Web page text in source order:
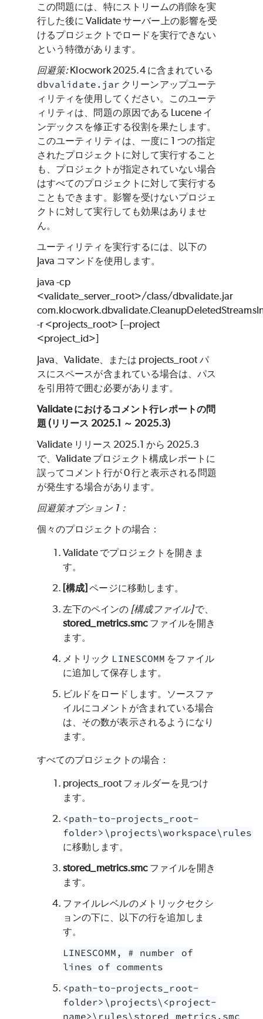
この問題には、特にストリームの削除を実
行した後に Validate サーバー上の影響を受
けるプロジェクトでロードを実行できない
という特徴があります。
回避策:Klocwork 2025.4 に含まれている
dbvalidate.jar クリーンアップユーテ
ィリティを使用してください。このユーテ
ィリティは、問題の原因である Lucene イ
ンデックスを修正する役割を果たします。
このユーティリティは、一度に 1 つの指定
されたプロジェクトに対して実行すること
も、プロジェクトが指定されていない場合
はすべてのプロジェクトに対して実行する
こともできます。影響を受けないプロジェ
クトに対して実行しても効果はありませ
ん。
ユーティリティを実行するには、以下の
Java コマンドを使用します。
java -cp
<validate_server_root>/class/dbvalidate.jar
-r <projects_root> [--project
<project_id>]
Java、Validate、または projects_root パ
スにスペースが含まれている場合は、パス
を引用符で囲む必要があります。
Validate におけるコメント行レポートの問
題 (リリース 2025.1 ～ 2025.3)
Validate リリース 2025.1 から 2025.3
で、Validate プロジェクト構成レポートに
誤ってコメント行が 0 行と表示される問題
が発生する場合があります。
回避策オプション 1：
個々のプロジェクトの場合：
Validate でプロジェクトを開きま
す。
[構成] ページに移動します。
左下のペインの [構成ファイル]で、
stored_metrics.smcファイルを開き
ます。
メトリック LINESCOMM をファイル
に追加して保存します。
ビルドをロードします。ソースファ
イルにコメントが含まれている場合
は、その数が表示されるようになり
ます。
すべてのプロジェクトの場合：
projects_root フォルダーを見つけ
ます。
<path-to-projects_root-
folder>\projects\workspace\rules
に移動します。
stored_metrics.smcファイルを開き
ます。
ファイルレベルのメトリックセクシ
ョンの下に、以下の行を追加しま
す。
LINESCOMM, # number of
lines of comments
<path-to-projects_root-
folder>\projects\<project-
name>\rules\stored_metrics.smc